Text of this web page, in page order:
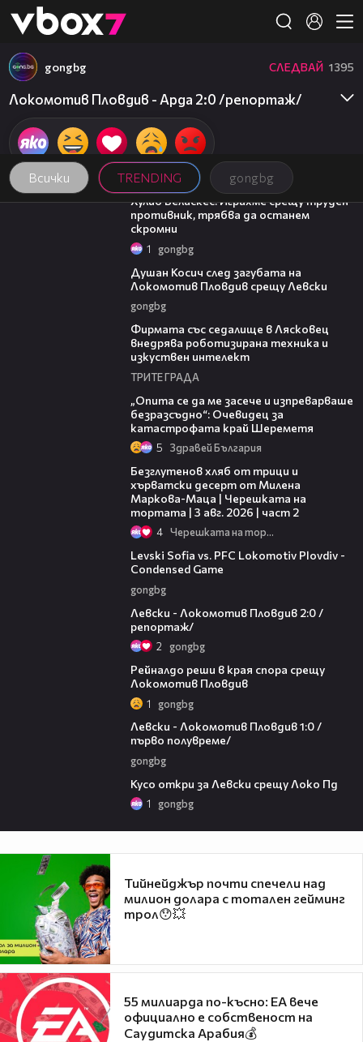
👾
Всички TRENDING gongbg
gongbg СЛЕДВАЙ 1395
Локомотив Пловдив - Арда 2:0 /репортаж/
07:38
Хулио Веласкес: Играхме срещу труден
противник, трябва да останем
скромни
1 gongbg
Душан Косич след загубата на
Локомотив Пловдив срещу Левски
gongbg
Фирмата със седалище в Лясковец
внедрява роботизирана техника и
изкуствен интелект
ТРИТЕ ГРАДА
„Опита се да ме засече и изпреварваше
безразсъдно“: Очевидец за
катастрофата край Шереметя
5 Здравей България
Безглутенов хляб от трици и
хърватски десерт от Милена
Маркова-Маца | Черешката на
тортата | 3 авг. 2026 | част 2
4 Черешката на тортата
Levski Sofia vs. PFC Lokomotiv Plovdiv -
Condensed Game
gongbg
Левски - Локомотив Пловдив 2:0 /
репортаж/
2 gongbg
Рейналдо реши в края спора срещу
Локомотив Пловдив
1 gongbg
Левски - Локомотив Пловдив 1:0 /
първо полувреме/
gongbg
Кусо откри за Левски срещу Локо Пд
1 gongbg
Тийнейджър почти спечели над
милион долара с тотален гейминг
трол😯💥
55 милиарда по-късно: EA вече
официално е собственост на
Саудитска Арабия💰